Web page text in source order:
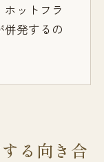
ットフラ
併発するの
る向き合